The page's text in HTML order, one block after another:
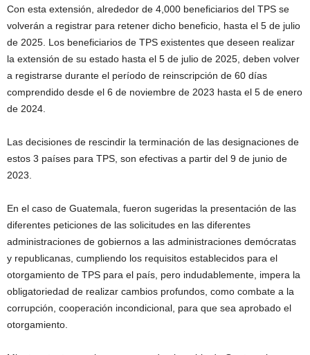
Con esta extensión, alrededor de 4,000 beneficiarios del TPS se
volverán a registrar para retener dicho beneficio, hasta el 5 de julio
de 2025. Los beneficiarios de TPS existentes que deseen realizar
la extensión de su estado hasta el 5 de julio de 2025, deben volver
a registrarse durante el período de reinscripción de 60 días
comprendido desde el 6 de noviembre de 2023 hasta el 5 de enero
de 2024.
Las decisiones de rescindir la terminación de las designaciones de
estos 3 países para TPS, son efectivas a partir del 9 de junio de
2023.
En el caso de Guatemala, fueron sugeridas la presentación de las
diferentes peticiones de las solicitudes en las diferentes
administraciones de gobiernos a las administraciones demócratas
y republicanas, cumpliendo los requisitos establecidos para el
otorgamiento de TPS para el país, pero indudablemente, impera la
obligatoriedad de realizar cambios profundos, como combate a la
corrupción, cooperación incondicional, para que sea aprobado el
otorgamiento.